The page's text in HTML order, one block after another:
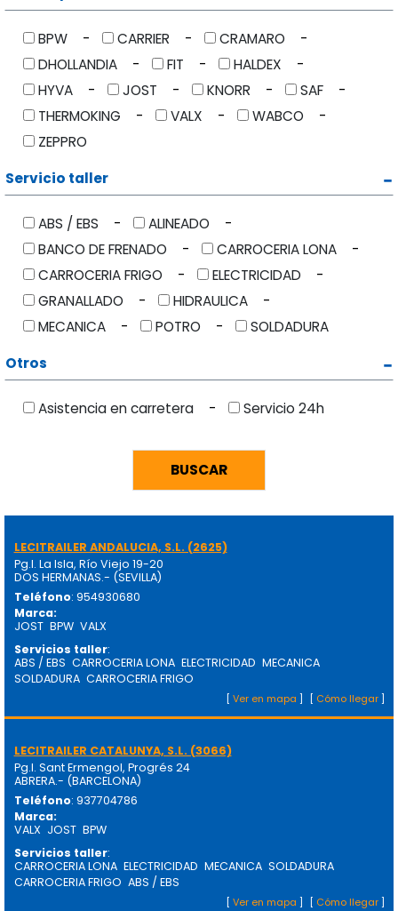
BPW CARRIER
CRAMARO
DHOLLANDIA
FIT
HALDEX
HYVA
JOST KNORR
SAF
THERMOKING
VALX
WABCO
ZEPPRO
Servicio taller
ABS / EBS
ALINEADO
BANCO DE FRENADO
CARROCERIA LONA
CARROCERIA FRIGO
ELECTRICIDAD
GRANALLADO
HIDRAULICA
MECANICA
POTRO
SOLDADURA
Otros
Asistencia en carretera Servicio 24h
LECITRAILER ANDALUCIA, S.L. (2625)
Pg.I. La Isla, Río Viejo 19-20
DOS HERMANAS.- (SEVILLA)
Teléfono: 954930680
Marca:
JOST BPW VALX
Servicios taller:
ABS / EBS CARROCERIA LONA ELECTRICIDAD MECANICA
SOLDADURA CARROCERIA FRIGO
[ Cómo llegar]
[ Ver en mapa ]
LECITRAILER CATALUNYA, S.L. (3066)
Pg.I. Sant Ermengol, Progrés 24
ABRERA.- (BARCELONA)
Teléfono: 937704786
Marca:
VALX JOST BPW
Servicios taller:
CARROCERIA LONA ELECTRICIDAD MECANICA SOLDADURA
CARROCERIA FRIGO ABS / EBS
[ Cómo llegar]
[ Ver en mapa ]